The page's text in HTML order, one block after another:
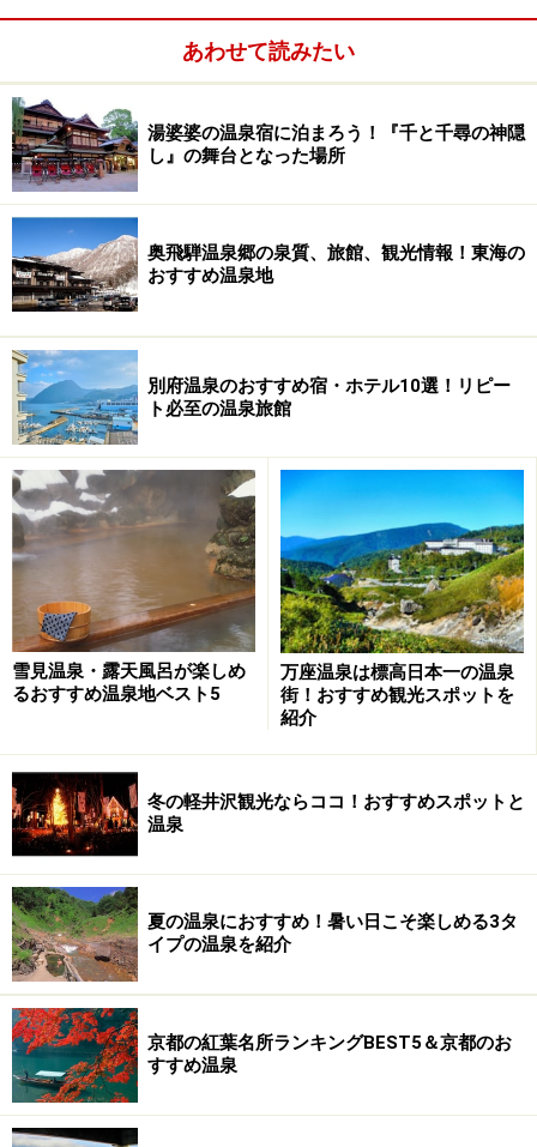
志賀高原でホタルといえば、日本最高所のゲンジ蛍
の生息地として知られる、石の湯が有名です。しか
し、熊の湯・ほたる温泉から徒歩で行くには、少し
距離があります。また、一応山岳地帯ですから、真
っ暗になってから歩くのは、下見など周到な準備が
必要と思います。
熊の湯・ほたる温泉では、それとは別に、宿の近く
でホタルが観賞出来ます。宿の明かりや、街灯が届
くような至近距離ですので、夕食後に、散策気分で
ホタル観賞出来るのは、有難い限りです。
6月中旬に泊まったのですが、夜はまだ大変な冷え
込み。寒がりのガイドは浴衣と羽織の上に、コート
ていたら、体が完全に冷え切ってしまい、急いで宿
に帰って温泉に浸かる程、寒かったのです。そんな
中でも、数匹のホタルが光輝いていて「まさに、ほ
たる温泉！」と感激しました。
寒い中ではホタルは飛びませんので、6月中旬は草
むらの中で光っているだけでした。志賀高原のホタ
ルは6月から8月まで長期間見られることで知られて
あわせて読みたい
湯婆婆の温泉宿に泊まろう！『千と千尋の神隠
し』の舞台となった場所
奥飛騨温泉郷の泉質、旅館、観光情報！東海の
おすすめ温泉地
別府温泉のおすすめ宿・ホテル10選！リピー
ト必至の温泉旅館
雪見温泉・露天風呂が楽しめ
るおすすめ温泉地ベスト5
万座温泉は標高日本一の温泉
街！おすすめ観光スポットを
紹介
冬の軽井沢観光ならココ！おすすめスポットと
温泉
夏の温泉におすすめ！暑い日こそ楽しめる3タ
イプの温泉を紹介
京都の紅葉名所ランキングBEST5＆京都のお
すすめ温泉